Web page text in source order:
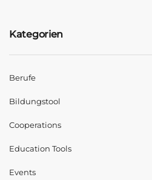
Kategorien
Berufe
Bildungstool
Cooperations
Education Tools
Events